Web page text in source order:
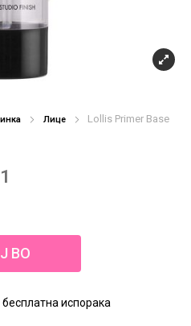
Лице
Lollis Primer Base
ВО
бесплатна испорака